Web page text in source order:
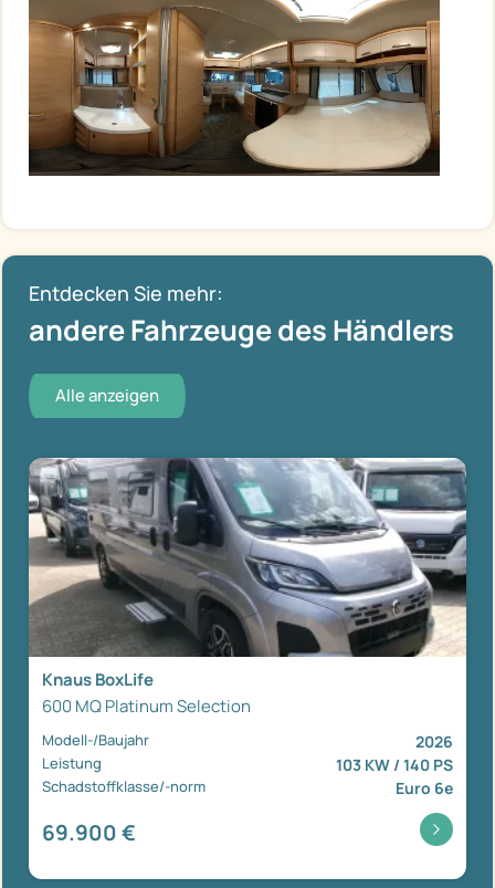
Entdecken Sie mehr:
andere Fahrzeuge des Händlers
Alle anzeigen
Knaus BoxLife
600 MQ Platinum Selection
Modell-/Baujahr 2026
Leistung 103 KW / 140 PS
Schadstoffklasse/-norm Euro 6e
69.900 €